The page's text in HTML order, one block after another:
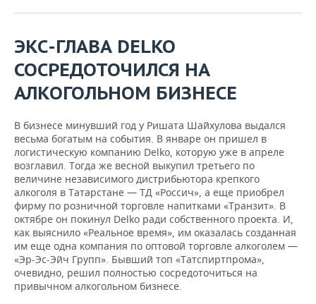
ЭКС-ГЛАВА DELKO
СОСРЕДОТОЧИЛСЯ НА
АЛКОГОЛЬНОМ БИЗНЕСЕ
В бизнесе минувший год у Ришата Шайхулова выдался
весьма богатым на события. В январе он пришел в
логистическую компанию Delko, которую уже в апреле
возглавил. Тогда же весной выкупил третьего по
величине независимого дистрибьютора крепкого
алкоголя в Татарстане — ТД «Россич», а еще приобрел
фирму по розничной торговле напитками «Транзит». В
октябре он покинул Delko ради собственного проекта. И,
как выяснило «Реальное время», им оказалась созданная
им еще одна компания по оптовой торговле алкоголем —
«Эр-Эс-Эйч Групп». Бывший топ «Татспиртпрома»,
очевидно, решил полностью сосредоточиться на
привычном алкогольном бизнесе.